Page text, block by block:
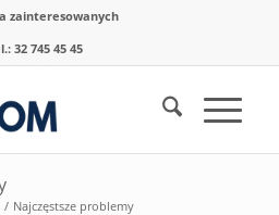
zainteresowanych
32 745 45 45
/ Najczęstsze problemy